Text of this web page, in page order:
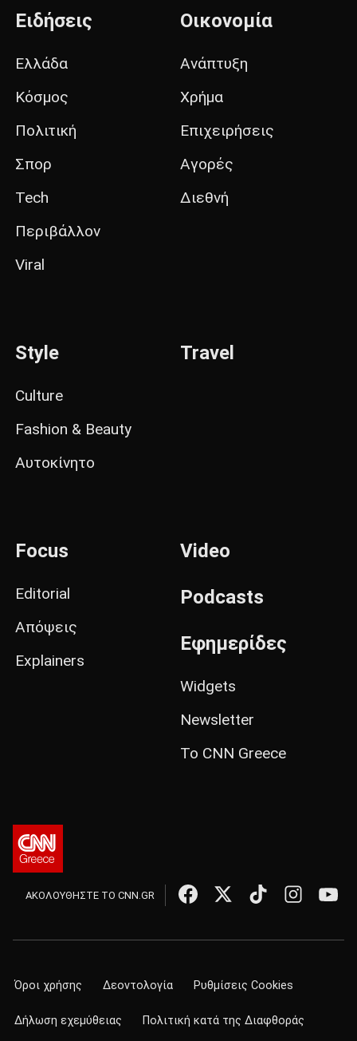
Ειδήσεις
Ελλάδα
Κόσμος
Πολιτική
Σπορ
Tech
Περιβάλλον
Viral
Οικονομία
Ανάπτυξη
Χρήμα
Επιχειρήσεις
Αγορές
Διεθνή
Style
Culture
Fashion & Beauty
Αυτοκίνητο
Travel
Focus
Editorial
Απόψεις
Explainers
Video
Podcasts
Εφημερίδες
Widgets
Newsletter
Το CNN Greece
ΑΚΟΛΟΥΘΗΣΤΕ ΤΟ CNN.GR
Όροι χρήσης Δεοντολογία Ρυθμίσεις Cookies
Δήλωση εχεμύθειας Πολιτική κατά της Διαφθοράς